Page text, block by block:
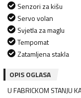
Senzori za kišu
Servo volan
Svjetla za maglu
Tempomat
Zatamljena stakla
OPIS OGLASA
U FABRICKOM STANJU